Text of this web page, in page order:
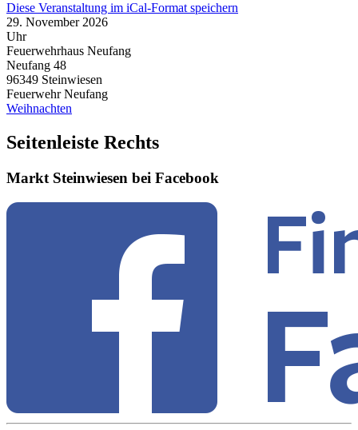
Diese Veranstaltung im iCal-Format speichern
29. November 2026
Uhr
Feuerwehrhaus Neufang
Neufang 48
96349 Steinwiesen
Feuerwehr Neufang
Weihnachten
Seitenleiste Rechts
Markt Steinwiesen bei Facebook